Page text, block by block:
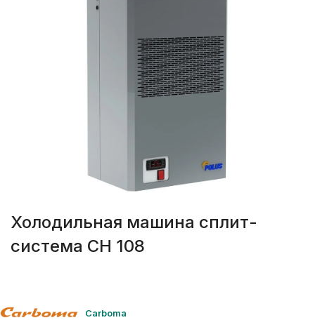
Холодильная машина сплит-
система СН 108
Carboma